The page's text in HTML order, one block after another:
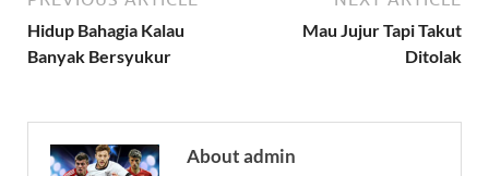
Hidup Bahagia Kalau
Banyak Bersyukur
Mau Jujur Tapi Takut
Ditolak
About admin